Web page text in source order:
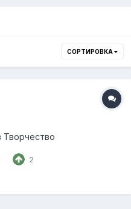
СОРТИРОВКА
Творчество
2